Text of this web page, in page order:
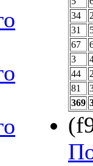
34
31
67
3
44
81
369